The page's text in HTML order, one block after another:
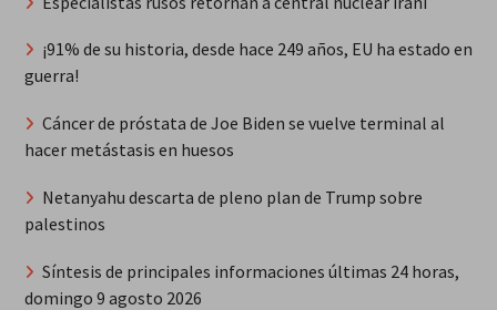
¡91% de su historia, desde hace 249 años, EU ha estado en
guerra!
Cáncer de próstata de Joe Biden se vuelve terminal al
hacer metástasis en huesos
Netanyahu descarta de pleno plan de Trump sobre
palestinos
Síntesis de principales informaciones últimas 24 horas,
domingo 9 agosto 2026